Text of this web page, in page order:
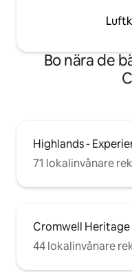
Bo nära de
Highlands -
71 lokalinvånare
Cromwell
44 lokalinvånare